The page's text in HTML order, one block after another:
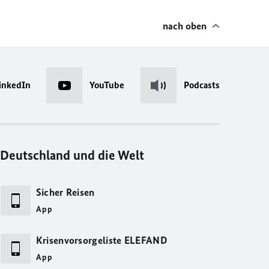
nach oben
YouTube Podcasts
Deutschland und die Welt
Sicher Reisen
App
Krisenvorsorgeliste ELEFAND
App